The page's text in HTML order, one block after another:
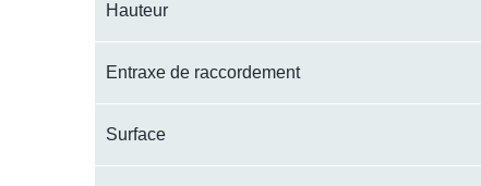
Hauteur
Entraxe de raccordement
Surface